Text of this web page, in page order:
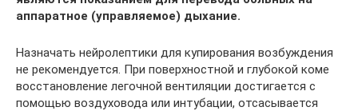
аппаратное (управляемое) дыхание.
Назначать нейролептики для купирования возбуждения
не рекомендуется. При поверхностной и глубокой коме
восстановление легочной вентиляции достигается с
помощью воздуховода или интубации, отсасывается